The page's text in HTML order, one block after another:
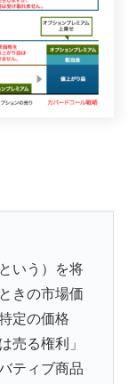
いう）を将
きの市場価
定の価格
売る権利」
ティブ商品